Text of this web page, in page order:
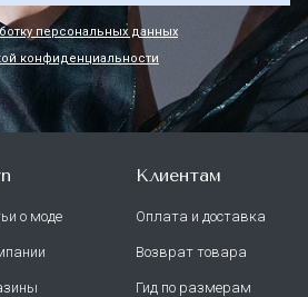
персональных данных
конфиденциальности
о моде
Клиентам
Оплата и доставка
Возврат товара
Гид по размерам